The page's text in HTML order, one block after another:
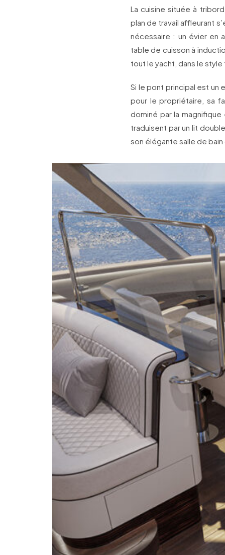
La cuisine située à
plan de travail affleurant
nécessaire : un évier en
table de cuisson à
tout le yacht, dans le
Si le pont principal est un
pour le propriétaire, sa
dominé par la
traduisent par un lit
son élégante salle de